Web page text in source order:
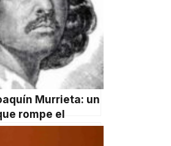
Murrieta: un
rompe el